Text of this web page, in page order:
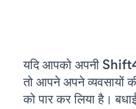
यदि आपको अपनी
तो आपने अपने व्यवसायों
को पार कर लिया है।